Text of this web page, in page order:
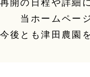
開の日程や詳細
当ホームペー
今後とも津田農園を